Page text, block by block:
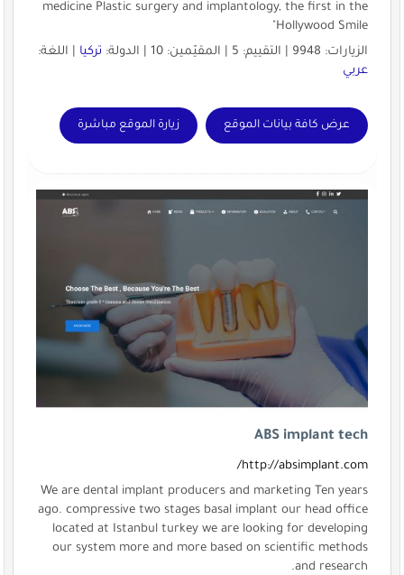
medicine Plastic surgery and implantology, the first in the
Hollywood Smile"
الزيارات: 9948 | التقييم: 5 | المقيّمين: 10 | الدولة:
تركيا| اللغة:
عربي
عرض كافة بيانات الموقع زيارة الموقع مباشرة
ABS implant tech
http://absimplant.com/
We are dental implant producers and marketing Ten years
ago. compressive two stages basal implant our head office
located at Istanbul turkey we are looking for developing
our system more and more based on scientific methods
and research.